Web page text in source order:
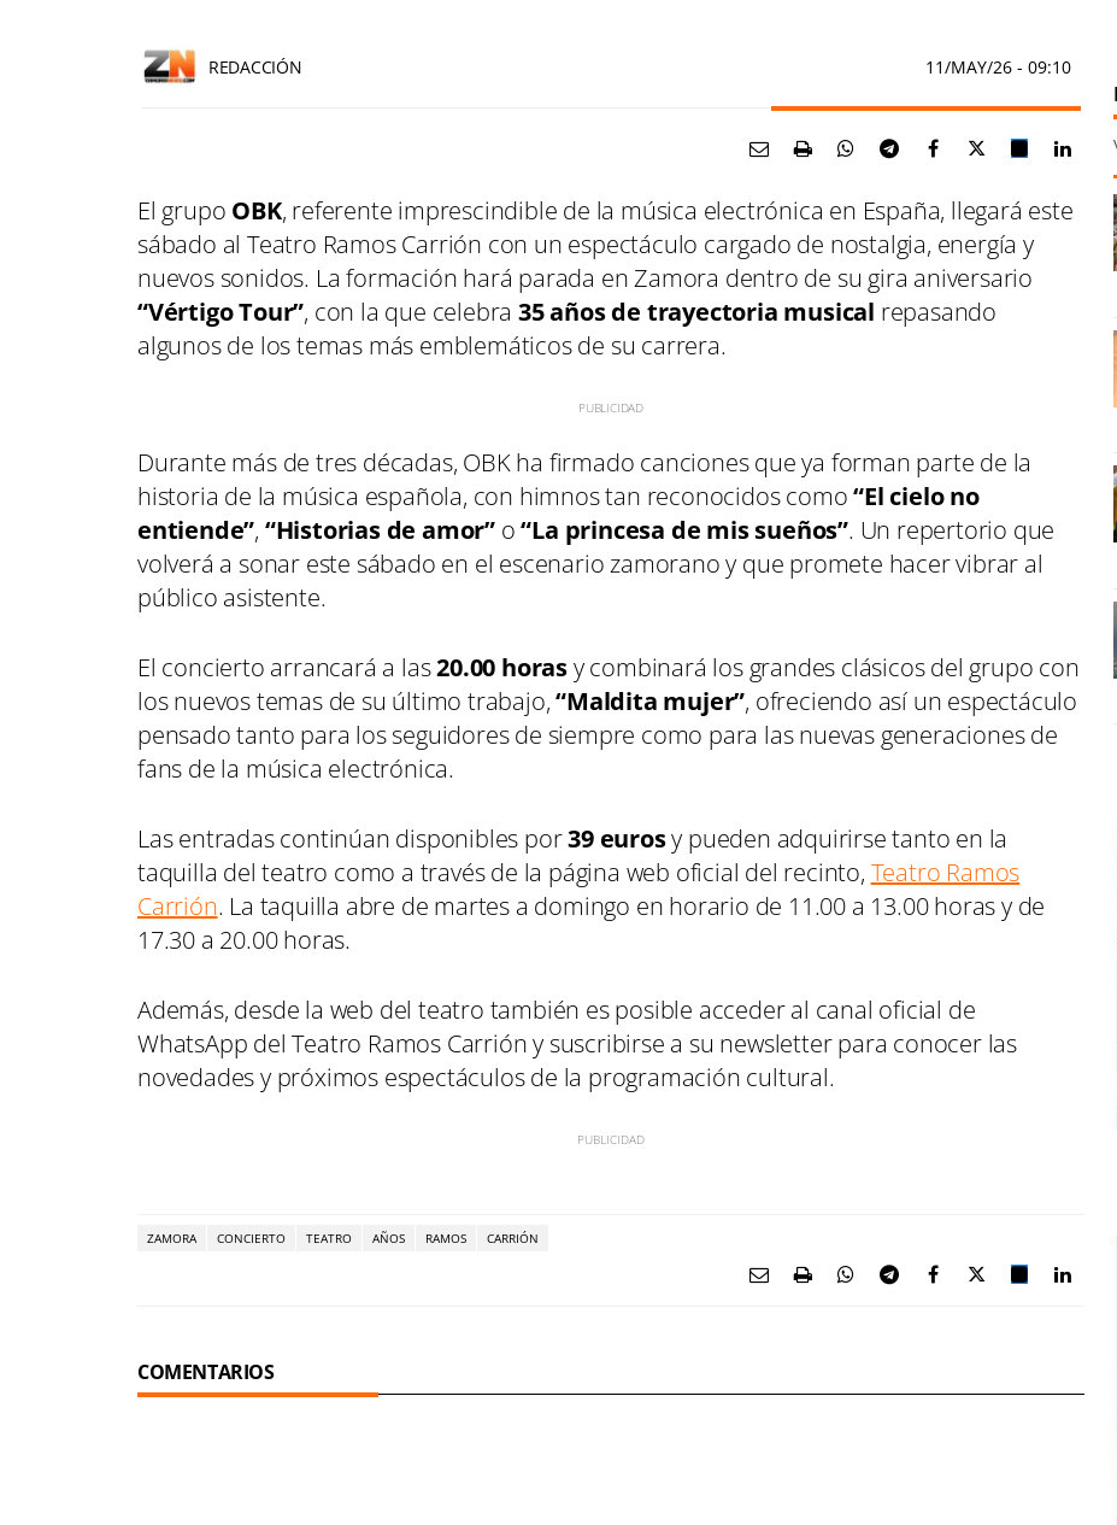
REDACCIÓN 11/MAY/26 - 09:10
El grupo OBK, referente imprescindible de la música electrónica en España, llegará este
sábado al Teatro Ramos Carrión con un espectáculo cargado de nostalgia, energía y
nuevos sonidos. La formación hará parada en Zamora dentro de su gira aniversario
“Vértigo Tour”, con la que celebra35 años de trayectoria musical repasando
algunos de los temas más emblemáticos de su carrera.
Durante más de tres décadas, OBK ha firmado canciones que ya forman parte de la
historia de la música española, con himnos tan reconocidos como“El cielo no
entiende”, “Historias de amor” o“La princesa de mis sueños”. Un repertorio que
volverá a sonar este sábado en el escenario zamorano y que promete hacer vibrar al
público asistente.
El concierto arrancará a las20.00 horasy combinará los grandes clásicos del grupo con
los nuevos temas de su último trabajo,“Maldita mujer”, ofreciendo así un espectáculo
pensado tanto para los seguidores de siempre como para las nuevas generaciones de
fans de la música electrónica.
Las entradas continúan disponibles por39 eurosy pueden adquirirse tanto en la
taquilla del teatro como a través de la página web oficial del recinto, Teatro Ramos
Carrión. La taquilla abre de martes a domingo en horario de 11.00 a 13.00 horas y de
17.30 a 20.00 horas.
Además, desde la web del teatro también es posible acceder al canal oficial de
WhatsApp del Teatro Ramos Carrión y suscribirse a su newsletter para conocer las
novedades y próximos espectáculos de la programación cultural.
ZAMORA CONCIERTO TEATRO AÑOS RAMOS CARRIÓN
COMENTARIOS